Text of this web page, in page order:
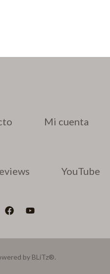
Mi cuenta
YouTube
by BLiTz®.